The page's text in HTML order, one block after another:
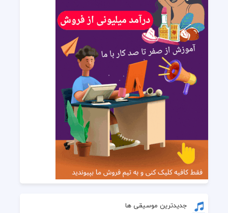
جدیدترین موسیقی ها